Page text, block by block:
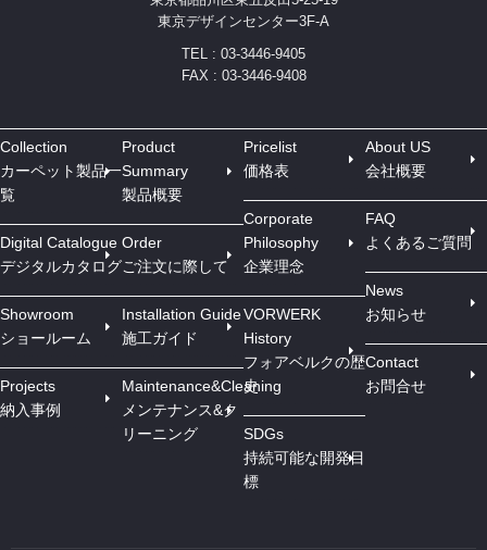
東京デザインセンター3F-A
TEL : 03-3446-9405
FAX : 03-3446-9408
Collection
カーペット製品一
覧
Digital Catalogue
デジタルカタログ
Showroom
ショールーム
Projects
納入事例
Product
Summary
製品概要
Order
ご注文に際して
Installation Guide
施工ガイド
Maintenance&Cleaning
メンテナンス&ク
リーニング
Pricelist
価格表
Corporate
Philosophy
企業理念
VORWERK
History
フォアベルクの歴
史
SDGs
持続可能な開発目
標
About US
会社概要
FAQ
よくあるご質問
News
お知らせ
Contact
お問合せ